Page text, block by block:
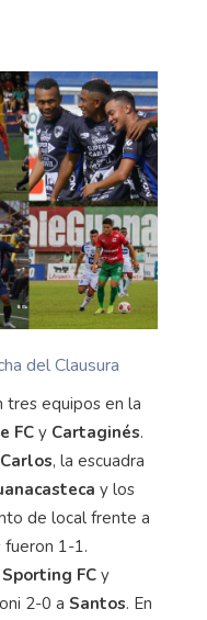
del Clausura
tres equipos en la
FC y Cartaginés.
, la escuadra
y los
de local frente a
fueron 1-1.
Sporting FC y
2-0 a Santos. En